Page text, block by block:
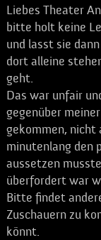
Liebes Theater
bitte holt keine
und lasst sie
dort alleine
geht.
Das war unfair
gegenüber
gekommen, nicht
minutenlang den
aussetzen
überfordert war
Bitte findet
Zuschauern zu
könnt.